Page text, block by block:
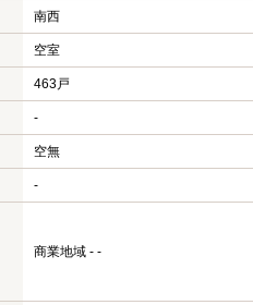
南西
空室
463戸
-
空無
-
商業地域 - -